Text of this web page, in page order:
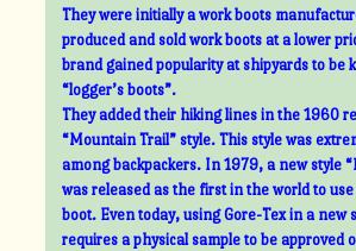
They were initially a work boots
produced and sold work boots at a lower
brand gained popularity at shipyards to be
“logger’s boots”.
They added their hiking lines in the 1960
“Mountain Trail” style. This style was
among backpackers. In 1979, a new style
was released as the first in the world to use
boot. Even today, using Gore-Tex in a new
requires a physical sample to be approved